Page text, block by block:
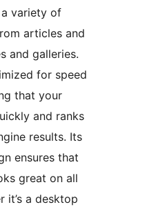
variety of
articles and
and galleries.
for speed
that your
and ranks
results. Its
ensures that
great on all
it’s a desktop